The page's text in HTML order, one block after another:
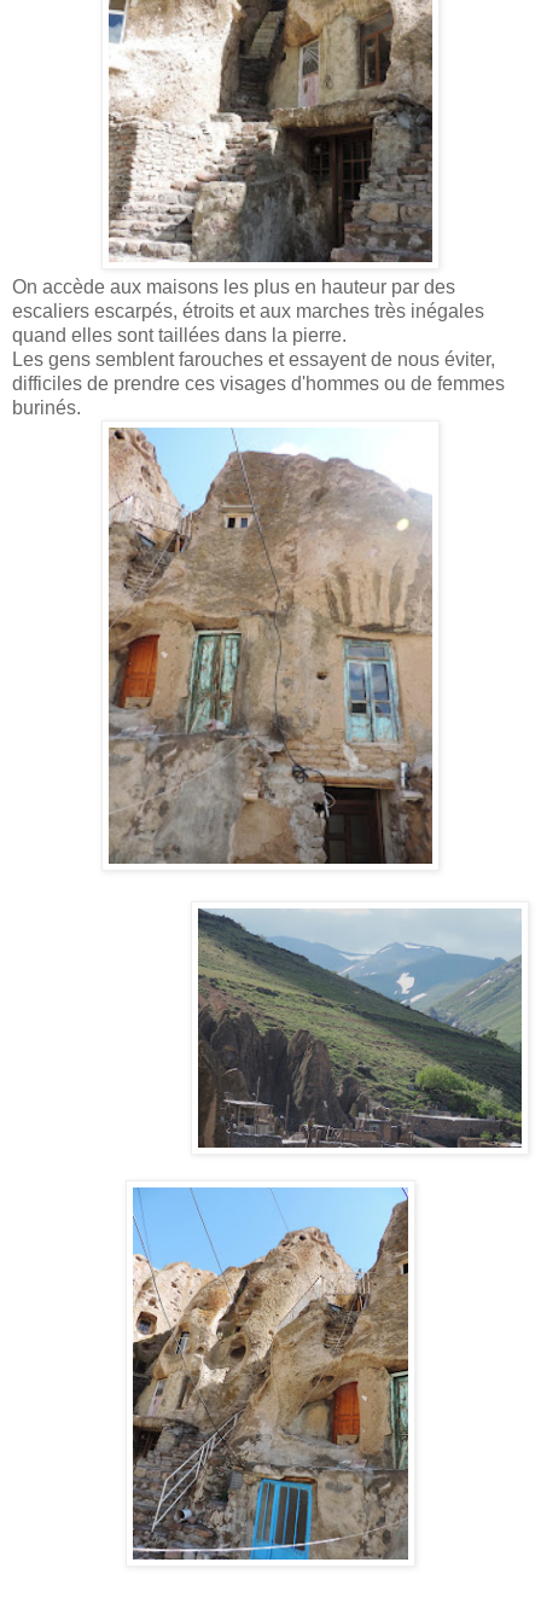
On accède aux maisons les plus en hauteur par des
escaliers escarpés, étroits et aux marches très inégales
quand elles sont taillées dans la pierre.
Les gens semblent farouches et essayent de nous éviter,
difficiles de prendre ces visages d'hommes ou de femmes
burinés.